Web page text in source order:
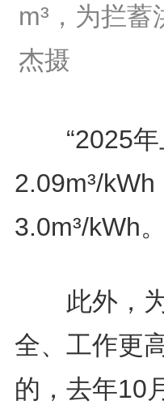
m³，为拦
杰摄
“2025年
2.09m³/
3.0m³/kWh
此外，为
全、工作更
的，去年10